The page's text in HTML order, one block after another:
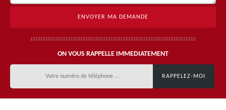
ON VOUS RAPPELLE IMMEDIATEMENT